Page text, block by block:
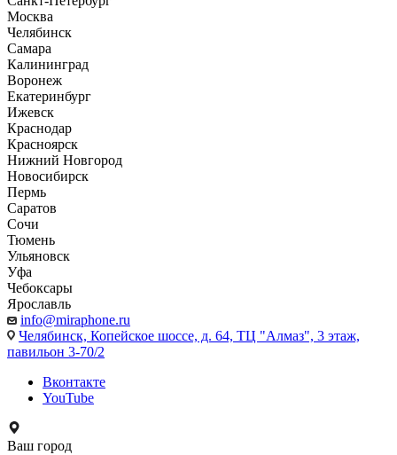
Москва
Челябинск
Самара
Калининград
Воронеж
Екатеринбург
Ижевск
Краснодар
Красноярск
Нижний Новгород
Новосибирск
Пермь
Саратов
Сочи
Тюмень
Ульяновск
Уфа
Чебоксары
Ярославль
info@miraphone.ru
Челябинск, Копейское шоссе, д. 64, ТЦ "Алмаз", 3 этаж,
павильон 3-70/2
Вконтакте
YouTube
Ваш город